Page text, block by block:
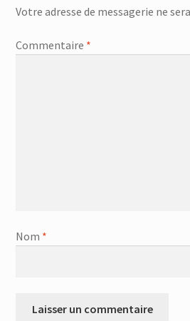
Votre adresse de messagerie ne
Commentaire *
Nom *